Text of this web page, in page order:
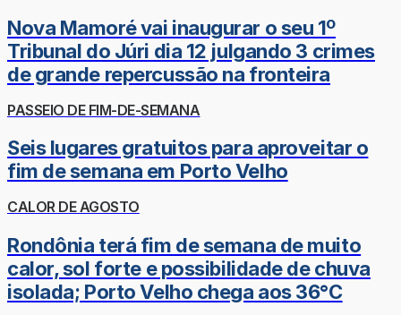
Nova Mamoré vai inaugurar o seu 1º
Tribunal do Júri dia 12 julgando 3 crimes
de grande repercussão na fronteira
PASSEIO DE FIM-DE-SEMANA
Seis lugares gratuitos para aproveitar o
fim de semana em Porto Velho
CALOR DE AGOSTO
Rondônia terá fim de semana de muito
calor, sol forte e possibilidade de chuva
isolada; Porto Velho chega aos 36°C